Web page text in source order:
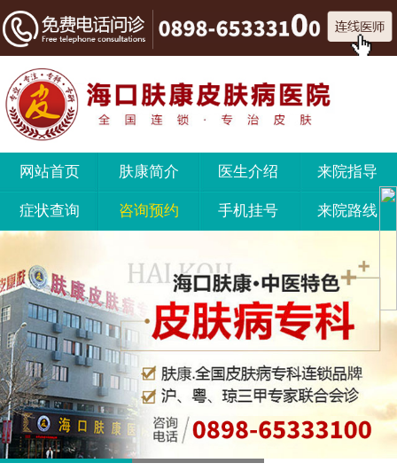
网站首页 肤康简介 医生介绍 来院指导
症状查询 咨询预约 手机挂号 来院路线